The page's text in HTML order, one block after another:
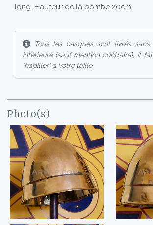
long. Hauteur de la bombe 20cm.
Tous les casques sont livrés sans
intérieure (sauf mention contraire), il
"habiller" à votre taille.
Photo(s)